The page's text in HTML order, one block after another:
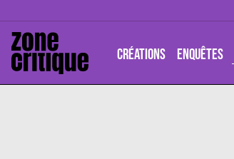
CRÉATIONS ENQUÊTES